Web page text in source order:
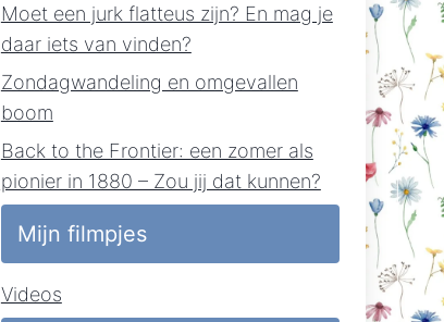
Moet een jurk flatteus zijn? En mag je
daar iets van vinden?
Zondagwandeling en omgevallen
boom
Back to the Frontier: een zomer als
pionier in 1880 – Zou jij dat kunnen?
Mijn filmpjes
Videos